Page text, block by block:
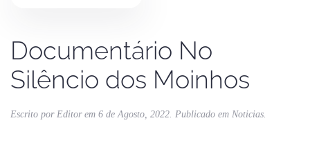
Documentário No
Silêncio dos Moinhos
Escrito por Editorem 6 de Agosto, 2022. Publicado em Noticias.